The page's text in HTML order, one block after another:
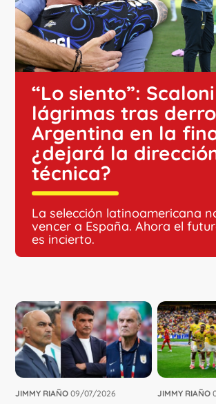
“Lo siento”:
lágrimas tras
Argentina en la
¿dejará la
técnica?
La selección latinoamericana
vencer a España. Ahora el
es incierto.
JIMMY RIAÑO 09/07/2026 JIMMY RIAÑO